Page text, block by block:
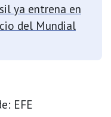
ya entrena en
del Mundial
EFE